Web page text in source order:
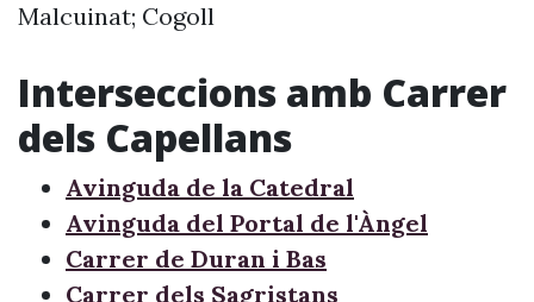
Malcuinat; Cogoll
Interseccions amb Carrer
dels Capellans
Avinguda de la Catedral
Avinguda del Portal de l'Àngel
Carrer de Duran i Bas
Carrer dels Sagristans